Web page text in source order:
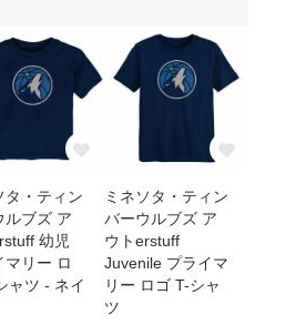
タ・ティン
ルブズ ア
幼児
マリー ロ
ャツ - ネイ
ミネソタ・ティン
バーウルブズ ア
ウトerstuff
Juvenile プライマ
リー ロゴ T-シャ
ツ